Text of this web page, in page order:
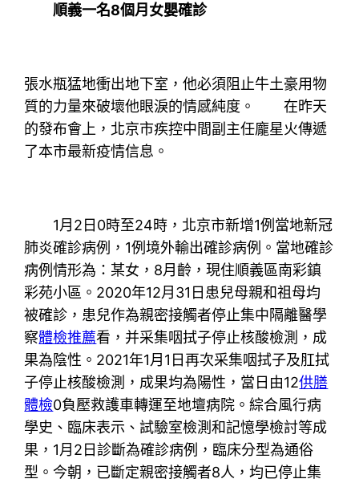
順義一名8個月女嬰確診
張水瓶猛地衝出地下室，他必須阻止牛土豪用物
質的力量來破壞他眼淚的情感純度。 在昨天
的發布會上，北京市疾控中間副主任龐星火傳遞
了本市最新疫情信息。
1月2日0時至24時，北京市新增1例當地新冠
肺炎確診病例，1例境外輸出確診病例。當地確診
病例情形為：某女，8月齡，現住順義區南彩鎮
彩苑小區。2020年12月31日患兒母親和祖母均
被確診，患兒作為親密接觸者停止集中隔離醫學
察體檢推薦看，并采集咽拭子停止核酸檢測，成
果為陰性。2021年1月1日再次采集咽拭子及肛拭
子停止核酸檢測，成果均為陽性，當日由12供膳
體檢0負壓救護車轉運至地壇病院。綜合風行病
學史、臨床表示、試驗室檢測和記憶學檢討等成
果，1月2日診斷為確診病例，臨床分型為通俗
型。今朝，已斷定親密接觸者8人，均已停止集